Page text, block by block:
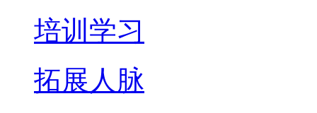
培训学习
拓展人脉